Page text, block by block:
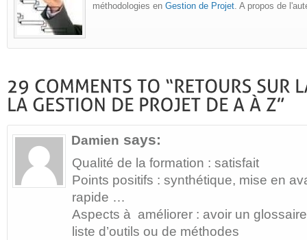
méthodologies en Gestion de Projet. A propos de
Damien says:
Qualité de la formation : satisfait
Points positifs : synthétique, mise en
rapide …
Aspects à améliorer : avoir un
liste d’outils ou de méthodes